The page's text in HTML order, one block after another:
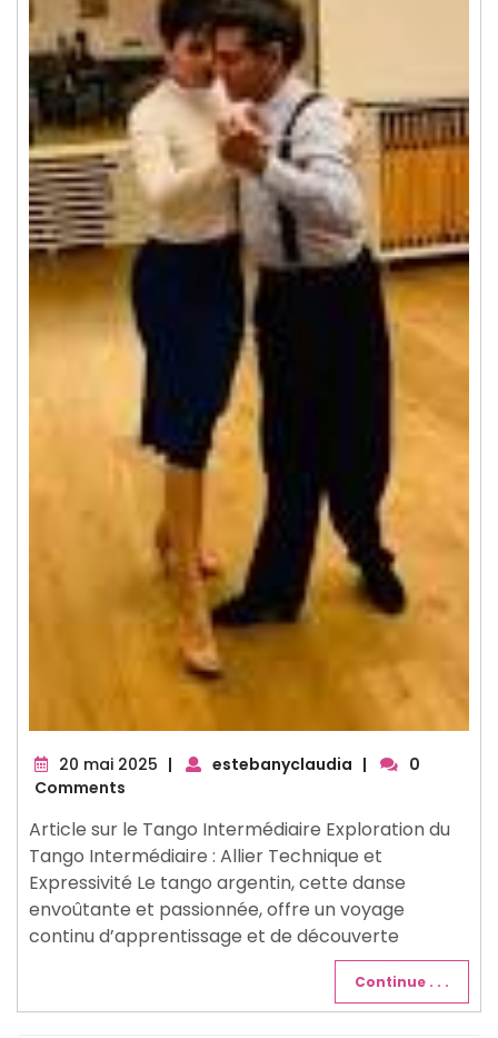
20 mai 2025 20
| estebanyclaudia |
0
Comments
Article sur le Tango Intermédiaire Exploration du
Tango Intermédiaire : Allier Technique et
Expressivité Le tango argentin, cette danse
envoûtante et passionnée, offre un voyage
continu d’apprentissage et de découverte
Continue . . .